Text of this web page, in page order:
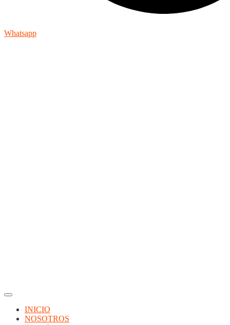
Whatsapp
INICIO
NOSOTROS